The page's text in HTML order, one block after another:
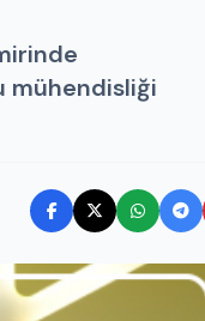
mühendisliği